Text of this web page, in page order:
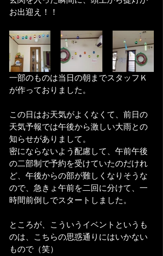
お出迎え！！
一部のものは当日の朝までスタッフＫ
が作っておりました。
この日はお天気がよくなくて、前日の
天気予報では午後から激しい大雨との
知らせがありまして。
密にならないよう配慮して、午前午後
の二部制で予約を受けていたのだけれ
ど、午後からの部が難しくなりそうな
ので、急きょ午前を二回に分けて、一
時間前倒しでスタートしました。
ところが、こういうイベントというも
のは、こちらの思惑通りにはいかない
もので（笑）